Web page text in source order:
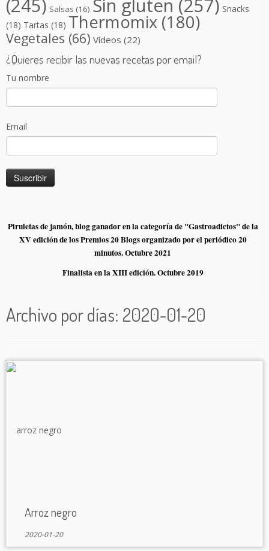
(245) Salsas (16) Sin gluten (257) Snacks
(18) Tartas (18) Thermomix (180)
Vegetales (66) Vídeos (22)
¿Quieres recibir las nuevas recetas por email?
Tu nombre
Email
Piruletas de jamón, blog ganador en la categoría de "Gastroadictos" de la
XV edición de los Premios 20 Blogs organizado por el periódico 20
minutos. Octubre 2021
Finalista en la XIII edición. Octubre 2019
Archivo por días: 2020-01-20
Arroz negro
2020-01-20